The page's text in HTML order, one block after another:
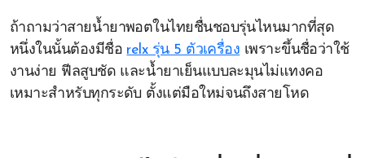
ถ้าถามว่าสายน้ำยาพอตในไทยชื่นชอบรุ่นไหนมากที่สุด
หนึ่งในนั้นต้องมีชื่อ relx รุ่น 5 ตัวเครื่อง เพราะขึ้นชื่อว่าใช้
งานง่าย ฟีลสูบชัด และน้ำยาเย็นแบบละมุนไม่แทงคอ
เหมาะสำหรับทุกระดับ ตั้งแต่มือใหม่จนถึงสายโหด